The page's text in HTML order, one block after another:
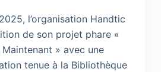
l’organisation Handtic
de son projet phare «
» avec une
tenue à la Bibliothèque